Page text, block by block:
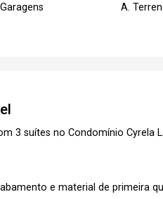
Garagens A.
3 suítes no Condomínio Cyrela
e material de primeira